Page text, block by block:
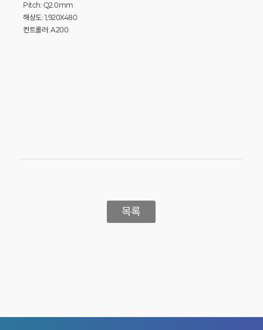
Pitch: Q2.0mm
해상도: 1,920X480
컨트롤러: A200
목록